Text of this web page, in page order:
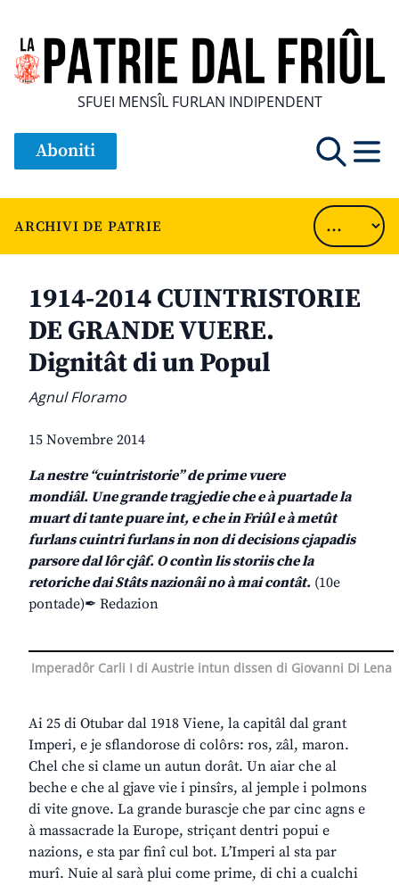
SFUEI MENSÎL FURLAN INDIPENDENT
Aboniti
ARCHIVI DE PATRIE
1914-2014 CUINTRISTORIE
DE GRANDE VUERE.
Dignitât di un Popul
Agnul Floramo
15 Novembre 2014
La nestre “cuintristorie” de prime vuere
mondiâl. Une grande tragjedie che e à puartade la
muart di tante puare int, e che in Friûl e à metût
furlans cuintri furlans in non di decisions cjapadis
parsore dal lôr cjâf. O contìn lis storiis che la
retoriche dai Stâts nazionâi no à mai contât. (10e
pontade)✒ Redazion
Imperadôr Carli I di Austrie intun dissen di Giovanni Di Lena
Ai 25 di Otubar dal 1918 Viene, la capitâl dal grant
Imperi, e je sflandorose di colôrs: ros, zâl, maron.
Chel che si clame un autun dorât. Un aiar che al
beche e che al gjave vie i pinsîrs, al jemple i polmons
di vite gnove. La grande burascje che par cinc agns e
à massacrade la Europe, striçant dentri popui e
nazions, e sta par finî cul bot. L’Imperi al sta par
murî. Nuie al sarà plui come prime, di chi a cualchi